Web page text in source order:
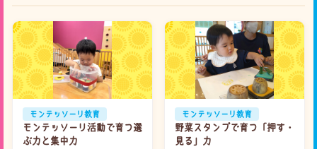
モンテッソーリ教育
モンテッソーリ活動で育つ選
ぶ力と集中力
モンテッソーリ教育
野菜スタンプで育つ「押す・
見る」力